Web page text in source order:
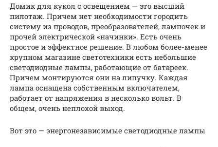
Домик для кукол с освещением — это высший
пилотаж. Причем нет необходимости городить
систему из проводов, преобразователей, лампочек и
прочей электрической «начинки». Есть очень
простое и эффектное решение. В любом более-менее
крупном магазине светотехники есть небольшие
светодиодные лампы, работающие от батареек.
Причем монтируются они на липучку. Каждая
лампа оснащена собственным включателем,
работает от напряжения в несколько вольт. В
общем, очень неплохой выход.
Вот это — энергонезависимые светодиодные лампы